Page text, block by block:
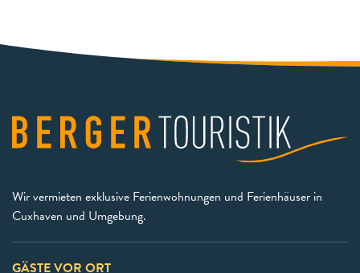
Wir vermieten exklusive Ferienwohnungen und Ferienhäuser in
Cuxhaven und Umgebung.
GÄSTE VOR ORT